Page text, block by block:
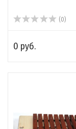
(0)
0 руб.